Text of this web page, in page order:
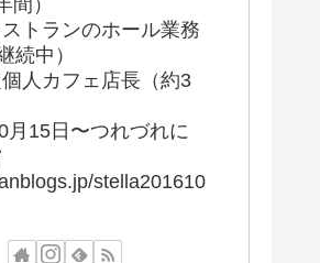
トランのホール業務
続中）
人カフェ店長（約3
月15日〜つれづれに
stella201610